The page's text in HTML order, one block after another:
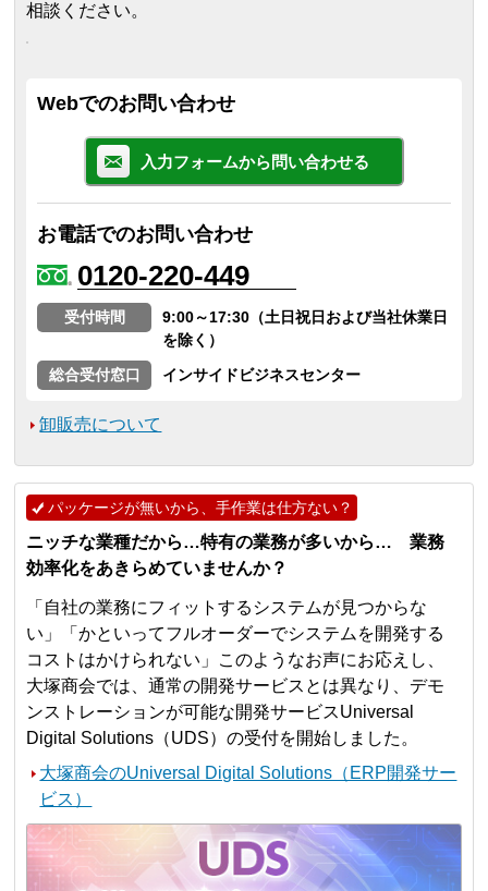
相談ください。
Webでのお問い合わせ
入力フォームから問い合わせる
お電話でのお問い合わせ
0120-220-449
受付時間
9:00～17:30（土日祝日および当社休業日
を除く）
総合受付窓口
インサイドビジネスセンター
卸販売について
パッケージが無いから、手作業は仕方ない？
ニッチな業種だから…特有の業務が多いから… 業務
効率化をあきらめていませんか？
「自社の業務にフィットするシステムが見つからな
い」「かといってフルオーダーでシステムを開発する
コストはかけられない」このようなお声にお応えし、
大塚商会では、通常の開発サービスとは異なり、デモ
ンストレーションが可能な開発サービスUniversal
Digital Solutions（UDS）の受付を開始しました。
大塚商会のUniversal Digital Solutions（ERP開発サー
ビス）